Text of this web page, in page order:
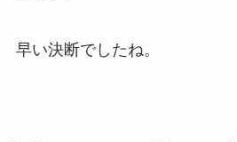
早い決断でしたね。